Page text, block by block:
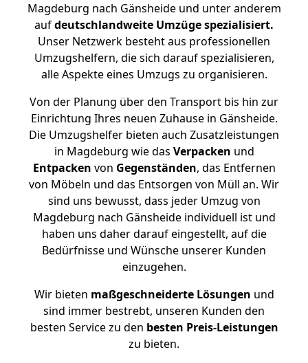
Magdeburg nach Gänsheide und unter anderem
aufdeutschlandweite Umzüge spezialisiert.
Unser Netzwerk besteht aus professionellen
Umzugshelfern, die sich darauf spezialisieren,
alle Aspekte eines Umzugs zu organisieren.
Von der Planung über den Transport bis hin zur
Einrichtung Ihres neuen Zuhause in Gänsheide.
Die Umzugshelfer bieten auch Zusatzleistungen
in Magdeburg wie das Verpacken und
Entpacken von Gegenständen, das Entfernen
von Möbeln und das Entsorgen von Müll an. Wir
sind uns bewusst, dass jeder Umzug von
Magdeburg nach Gänsheide individuell ist und
haben uns daher darauf eingestellt, auf die
Bedürfnisse und Wünsche unserer Kunden
einzugehen.
Wir bieten maßgeschneiderte Lösungen und
sind immer bestrebt, unseren Kunden den
besten Service zu den besten Preis-Leistungen
zu bieten.